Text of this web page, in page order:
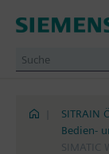
SITRAIN
Bedien-
SIMATIC